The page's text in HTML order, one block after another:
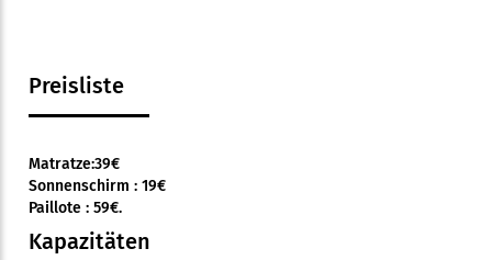
Preisliste
Matratze:39€
Sonnenschirm : 19€
Paillote : 59€.
Kapazitäten